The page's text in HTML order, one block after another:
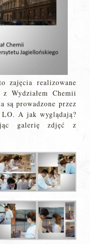
zajęcia realizowane
Wydziałem Chemii
są prowadzone przez
A jak wyglądają?
galerię zdjęć z